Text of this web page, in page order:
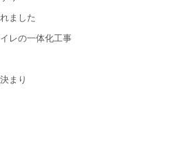
ました
レの一体化工事
まり